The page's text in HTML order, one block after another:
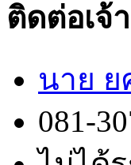
ติดต่อเจ้
นาย
081-